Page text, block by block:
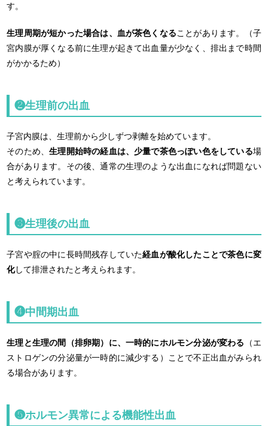
す。
生理周期が短かった場合は、血が茶色くなることがあります。（子
宮内膜が厚くなる前に生理が起きて出血量が少なく、排出まで時間
がかかるため）
❷生理前の出血
子宮内膜は、生理前から少しずつ剥離を始めています。
そのため、生理開始時の経血は、少量で茶色っぽい色をしている場
合があります。その後、通常の生理のような出血になれば問題ない
と考えられています。
❸生理後の出血
子宮や腟の中に長時間残存していた経血が酸化したことで茶色に変
化して排泄されたと考えられます。
❹中間期出血
生理と生理の間（排卵期）に、一時的にホルモン分泌が変わる
（エ
ストロゲンの分泌量が一時的に減少する）ことで不正出血がみられ
る場合があります。
❺ホルモン異常による機能性出血